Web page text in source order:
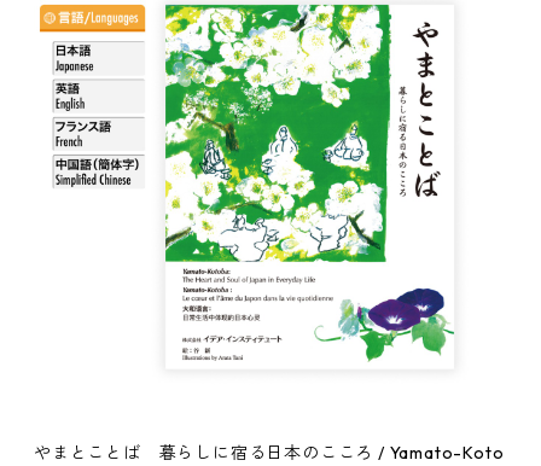
やまとことば 暮らしに宿る日本のこころ / Yamato-Koto